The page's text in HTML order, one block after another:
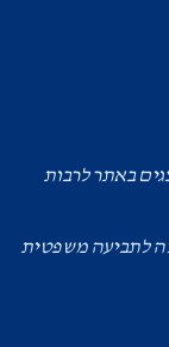
באתר לרבות
לתביעה משפטית